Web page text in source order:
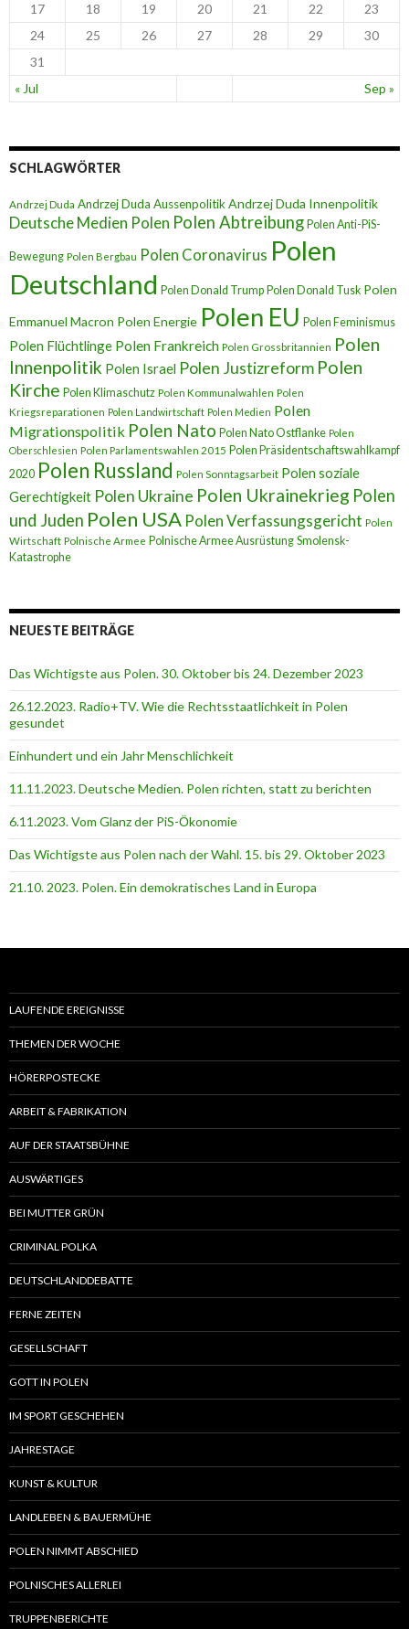
« Jul Sep »
17 18 19 20 21 22
23
24
25 26 27 28 29
30
31
SCHLAGWÖRTER
Andrzej Duda Andrzej Duda AussenpolitikAndrzej Duda Innenpolitik
Deutsche Medien Polen Polen Abtreibung Polen Anti-PiS-
Bewegung Polen Bergbau Polen Coronavirus Polen
Deutschland Polen Donald Trump Polen Donald Tusk Polen
Emmanuel Macron Polen Energie Polen EU Polen Feminismus
Polen Flüchtlinge Polen Frankreich Polen Grossbritannien Polen
Innenpolitik Polen Israel Polen Justizreform Polen
Kirche Polen Klimaschutz Polen Kommunalwahlen Polen
Kriegsreparationen Polen Landwirtschaft Polen Medien Polen
Migrationspolitik Polen Nato Polen Nato Ostflanke Polen
Oberschlesien Polen Parlamentswahlen 2015 Polen Präsidentschaftswahlkampf
2020 Polen Russland Polen Sonntagsarbeit Polen soziale
Gerechtigkeit Polen Ukraine Polen Ukrainekrieg Polen
und Juden Polen USA Polen Verfassungsgericht Polen
Wirtschaft Polnische Armee Polnische Armee Ausrüstung Smolensk-
Katastrophe
NEUESTE BEITRÄGE
Das Wichtigste aus Polen. 30. Oktober bis 24. Dezember 2023
26.12.2023. Radio+TV. Wie die Rechtsstaatlichkeit in Polen
gesundet
Einhundert und ein Jahr Menschlichkeit
11.11.2023. Deutsche Medien. Polen richten, statt zu berichten
6.11.2023. Vom Glanz der PiS-Ӧkonomie
Das Wichtigste aus Polen nach der Wahl. 15. bis 29. Oktober 2023
21.10. 2023. Polen. Ein demokratisches Land in Europa
LAUFENDE EREIGNISSE
THEMEN DER WOCHE
HÖRERPOSTECKE
ARBEIT & FABRIKATION
AUF DER STAATSBÜHNE
AUSWÄRTIGES
BEI MUTTER GRÜN
CRIMINAL POLKA
DEUTSCHLANDDEBATTE
FERNE ZEITEN
GESELLSCHAFT
GOTT IN POLEN
IM SPORT GESCHEHEN
JAHRESTAGE
KUNST & KULTUR
LANDLEBEN & BAUERMÜHE
POLEN NIMMT ABSCHIED
POLNISCHES ALLERLEI
TRUPPENBERICHTE